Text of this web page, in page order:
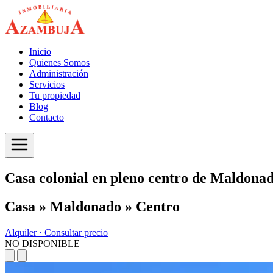
Inicio
Quienes Somos
Administración
Servicios
Tu propiedad
Blog
Contacto
Casa colonial en pleno centro de
Casa » Maldonado » Centro
Alquiler · Consultar precio
NO DISPONIBLE